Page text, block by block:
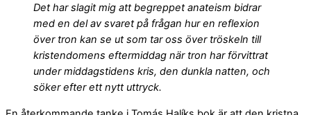
Det har slagit mig att begreppet anateism bidrar
med en del av svaret på frågan hur en reflexion
över tron kan se ut som tar oss över tröskeln till
kristendomens eftermiddag när tron har förvittrat
under middagstidens kris, den dunkla natten, och
söker efter ett nytt uttryck.